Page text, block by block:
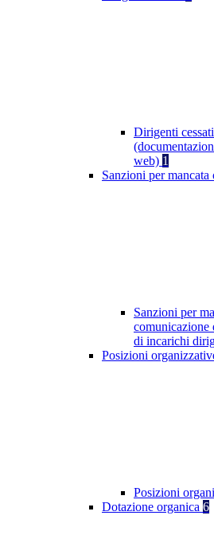
Dirigenti
web) 1
Sanzioni per
Sanzioni per
comunicazione
di incarichi
Posizioni
Posizioni
Dotazione organica 6